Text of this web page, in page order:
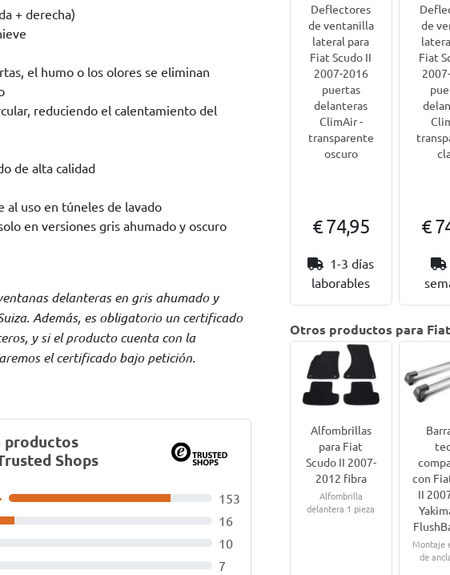
+ derecha)
el humo o los olores se eliminan
reduciendo el calentamiento del
de alta calidad
al uso en túneles de lavado
en versiones gris ahumado y oscuro
delanteras en gris ahumado y
Además, es obligatorio un certificado
y si el producto cuenta con la
el certificado bajo petición.
productos
Shops
153
16
10
7
Deflectores
de ventanilla
lateral para
Fiat Scudo II
2007-2016
puertas
delanteras
ClimAir -
transparente
oscuro
€ 74,95
1-3 días
laborables
de
Fiat
€
Otros productos para
Alfombrillas
para Fiat
Scudo II 2007-
2012 fibra
Alfombrilla
delantera 1 pieza
con
II
Montaje
de